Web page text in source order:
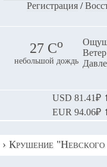
Регистрация/
27 Сo
небольшой дождь
USD 81.41₽
EUR 94.06₽
› Крушение "Невского